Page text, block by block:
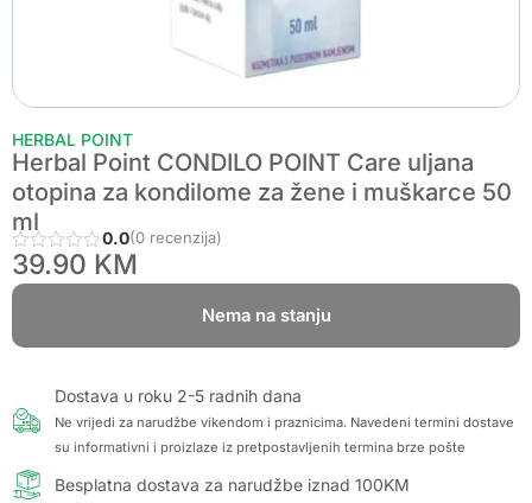
HERBAL POINT
Herbal Point CONDILO POINT Care uljana
otopina za kondilome za žene i muškarce 50
ml
0.0(0 recenzija)
39.90 KM
Nema na stanju
Dostava u roku 2-5 radnih dana
Ne vrijedi za narudžbe vikendom i praznicima. Navedeni termini dostave
su informativni i proizlaze iz pretpostavljenih termina brze pošte
Besplatna dostava za narudžbe iznad 100KM